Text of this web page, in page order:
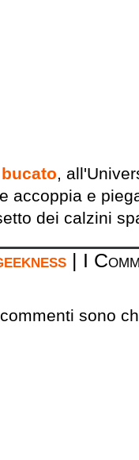
,
accoppia e
dei calzini
I
sono